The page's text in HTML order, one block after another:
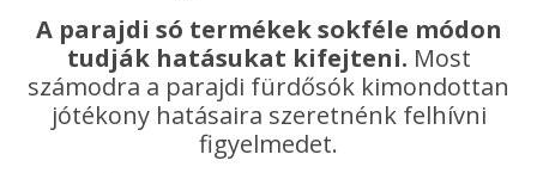
A parajdi só termékek sokféle módon
tudják hatásukat kifejteni. Most
számodra a parajdi fürdősók kimondottan
jótékony hatásaira szeretnénk felhívni
figyelmedet.